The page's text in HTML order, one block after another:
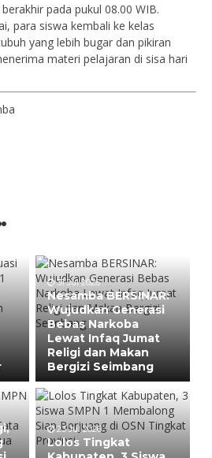
pada pukul 08.00 WIB.
para siswa kembali ke kelas
yang lebih bugar dan pikiran
materi pelajaran di sisa hari
31 Jul 2026
Nesamba BERSINAR:
Wujudkan Generasi
Bebas Narkoba
Lewat Infaq Jumat
Religi dan Makan
Bergizi Seimbang
23 Jul 2026
Lolos Tingkat